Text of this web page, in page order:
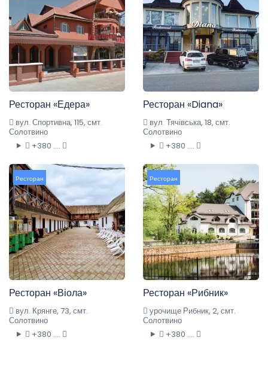
Ресторан «Едера»
вул. Спортивна, 115, смт.
Солотвино
+380 ....
Ресторан «Diana»
вул. Тячівська, 18, смт.
Солотвино
+380 ....
Ресторан
Ресторан «Віола»
вул. Крянге, 73, смт.
Солотвино
+380 ....
Ресторан
Ресторан «Рибник»
урочище Рибник, 2, смт.
Солотвино
+380 ....